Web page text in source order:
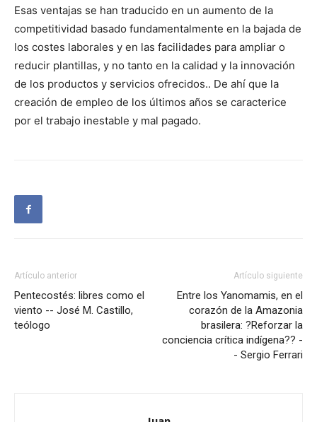
Esas ventajas se han traducido en un aumento de la
competitividad basado fundamentalmente en la bajada de
los costes laborales y en las facilidades para ampliar o
reducir plantillas, y no tanto en la calidad y la innovación
de los productos y servicios ofrecidos.. De ahí que la
creación de empleo de los últimos años se caracterice
por el trabajo inestable y mal pagado.
Artículo anterior
Pentecostés: libres como el
viento -- José M. Castillo,
teólogo
Artículo siguiente
Entre los Yanomamis, en el
corazón de la Amazonia
brasilera: ?Reforzar la
conciencia crítica indígena?? -
- Sergio Ferrari